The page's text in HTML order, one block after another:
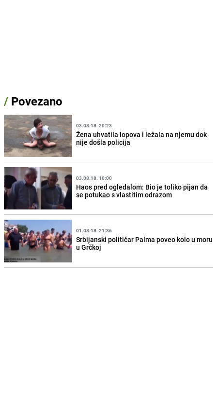
/ Povezano
03.08.18. 20:23
Žena uhvatila lopova i ležala na njemu dok
nije došla policija
03.08.18. 10:00
Haos pred ogledalom: Bio je toliko pijan da
se potukao s vlastitim odrazom
01.08.18. 21:36
Srbijanski političar Palma poveo kolo u moru
u Grčkoj